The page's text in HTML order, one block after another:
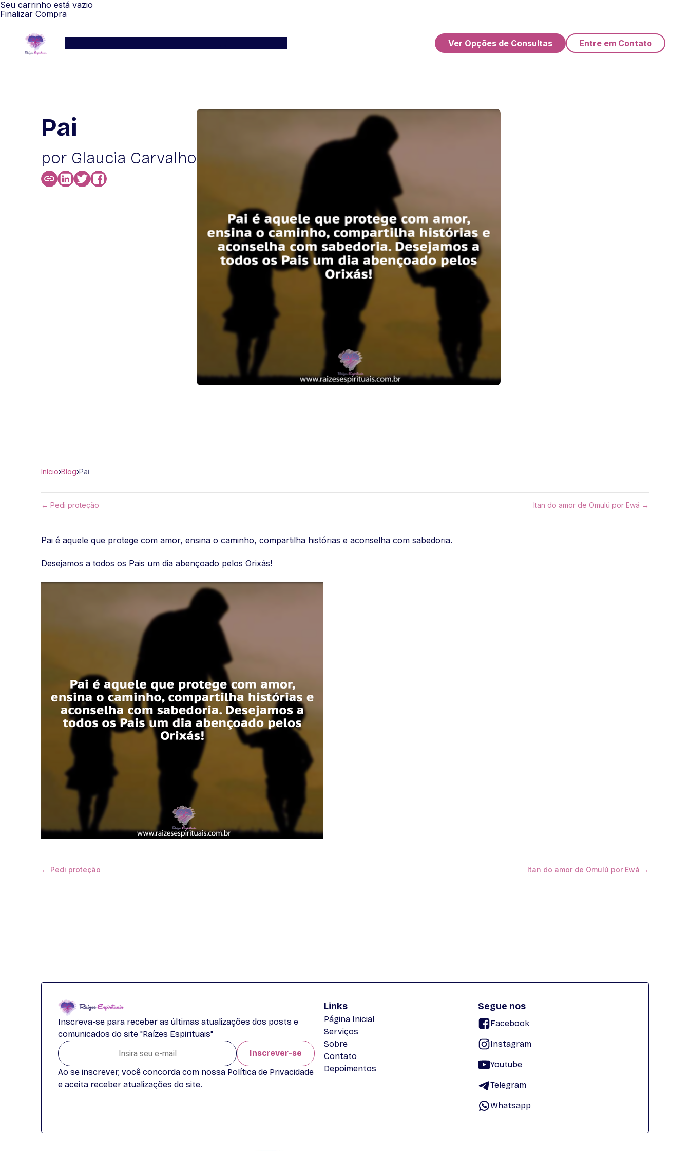
Seu carrinho está vazio
Finalizar Compra
Ver Opções de Consultas Entre em Contato
Pai
por Glaucia Carvalho
Início›Blog›Pai
← Pedi proteção Itan do amor de Omulú por Ewá →
Pai é aquele que protege com amor, ensina o caminho, compartilha histórias e aconselha com sabedoria.
Desejamos a todos os Pais um dia abençoado pelos Orixás!
← Pedi proteção Itan do amor de Omulú por Ewá →
Inscreva-se para receber as últimas atualizações dos posts e
comunicados do site "Raízes Espirituais"
Inscrever-se
Ao se inscrever, você concorda com nossa Política de Privacidade
e aceita receber atualizações do site.
Links
Página Inicial
Serviços
Sobre
Contato
Depoimentos
Segue nos
Facebook
Instagram
Youtube
Telegram
Whatsapp